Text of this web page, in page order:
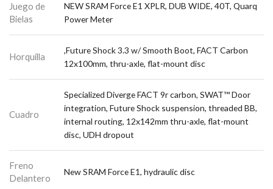
Juego de
Bielas
NEW SRAM Force E1 XPLR, DUB WIDE, 40T, Quarq
Power Meter
Horquilla
,Future Shock 3.3 w/ Smooth Boot, FACT Carbon
12x100mm, thru-axle, flat-mount disc
Cuadro
Specialized Diverge FACT 9r carbon, SWAT™ Door
integration, Future Shock suspension, threaded BB,
internal routing, 12x142mm thru-axle, flat-mount
disc, UDH dropout
Freno
Delantero
New SRAM Force E1, hydraulic disc